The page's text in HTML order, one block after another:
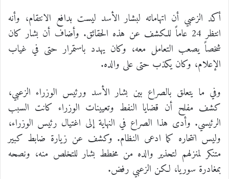
أكد الزعبي أن اتهاماته لبشار الأسد ليست بدافع الانتقام، وأنه
انتظر 24 عاماً للكشف عن هذه الحقائق. وأضاف أن بشار كان
شخصاً يصعب التعامل معه، وكان يهدد باستمرار حتى في غياب
الإعلام، وكان يكذب حتى على والده.
وفي ما يتعلق بالصراع بين بشار الأسد ورئيس الوزراء الزعبي،
كشف مفلح أن قضايا النفط وتعيينات الوزراء كانت السبب
الرئيسي. وأدى هذا الصراع في النهاية إلى اغتيال رئيس الوزراء،
وليس انتحاره كما ادعى النظام. وكشف عن زيارة ضابط كبير
متنكر لمنزلهم لتحذير والده من مخطط بشار للتخلص منه، ونصحه
بمغادرة سوريا، لكن الزعبي رفض.